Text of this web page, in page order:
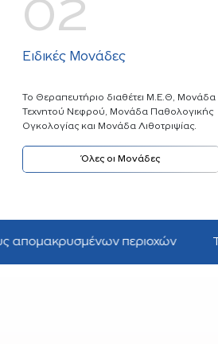
02
Ειδικές Μονάδες
Το Θεραπευτήριο διαθέτει Μ.Ε.Θ, Μονάδα
Τεχνητού Νεφρού, Μονάδα Παθολογικής
Ογκολογίας και Μονάδα Λιθοτριψίας.
Όλες οι Μονάδες
περιοχών Το πρόγραμμα